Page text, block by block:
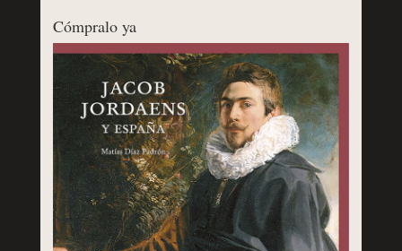
Cómpralo ya